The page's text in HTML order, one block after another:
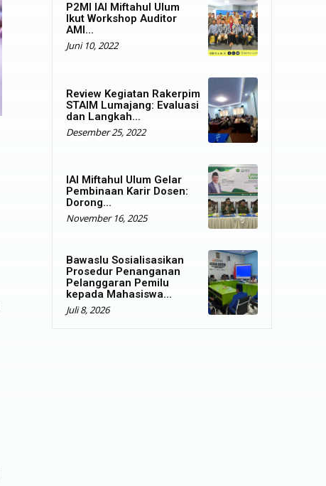
P2MI IAI Miftahul Ulum
Ikut Workshop Auditor
AMI...
Juni 10, 2022
Review Kegiatan Rakerpim
STAIM Lumajang: Evaluasi
dan Langkah...
Desember 25, 2022
IAI Miftahul Ulum Gelar
Pembinaan Karir Dosen:
Dorong...
November 16, 2025
Bawaslu Sosialisasikan
Prosedur Penanganan
Pelanggaran Pemilu
kepada Mahasiswa...
Juli 8, 2026